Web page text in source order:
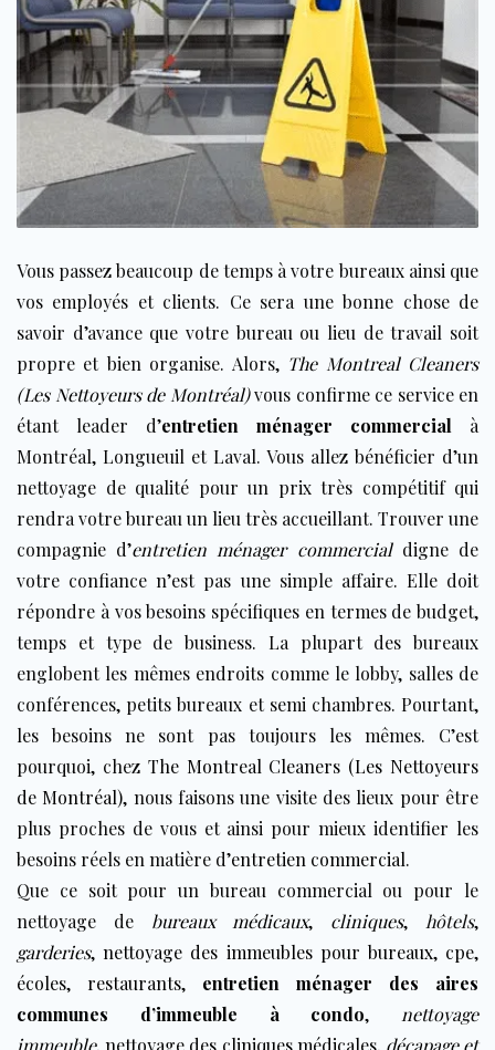
Vous passez beaucoup de temps à votre bureaux ainsi que
vos employés et clients. Ce sera une bonne chose de
savoir d’avance que votre bureau ou lieu de travail soit
propre et bien organise. Alors, The Montreal Cleaners
(Les Nettoyeurs de Montréal)vous confirme ce service en
étant leader d’entretien ménager commercial à
Montréal, Longueuil et Laval. Vous allez bénéficier d’un
nettoyage de qualité pour un prix très compétitif qui
rendra votre bureau un lieu très accueillant. Trouver une
compagnie d’entretien ménager commercialdigne de
votre confiance n’est pas une simple affaire. Elle doit
répondre à vos besoins spécifiques en termes de budget,
temps et type de business. La plupart des bureaux
englobent les mêmes endroits comme le lobby, salles de
conférences, petits bureaux et semi chambres. Pourtant,
les besoins ne sont pas toujours les mêmes. C’est
pourquoi, chez The Montreal Cleaners (Les Nettoyeurs
de Montréal), nous faisons une visite des lieux pour être
plus proches de vous et ainsi pour mieux identifier les
besoins réels en matière d’entretien commercial.
Que ce soit pour un bureau commercial ou pour le
nettoyage de bureaux médicaux, cliniques, hôtels,
garderies,nettoyage des immeubles pour bureaux, cpe,
écoles, restaurants, entretien ménager des aires
communes d’immeuble à condo, nettoyage
immeuble,nettoyage des cliniques médicales, décapage et